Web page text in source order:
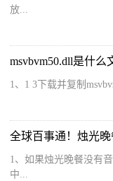
放...
msvbvm50.dll是什么
1、1 3下载并复制
全球百事通！烛光
1、如果烛光晚餐没有
中...